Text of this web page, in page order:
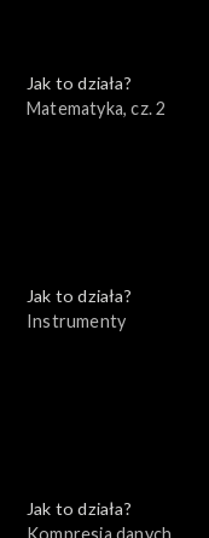
Jak to działa?
Matematyka, cz. 2
Jak to działa?
Instrumenty
Jak to działa?
Kompresja danych